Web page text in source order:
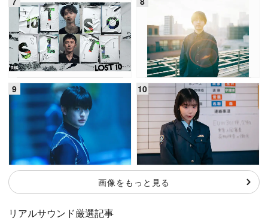
画像をもっと見る
リアルサウンド厳選記事